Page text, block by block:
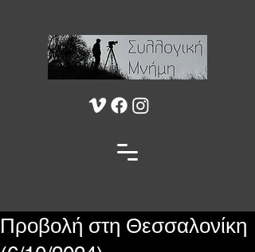
Προβολή στη Θεσσαλονίκη